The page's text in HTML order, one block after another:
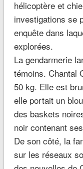
hélicoptère et
investigations se
enquête dans
explorées.
La gendarmerie
témoins. Chantal
50 kg. Elle est
elle portait un
des baskets
noir contenant
De son côté, la
sur les réseaux